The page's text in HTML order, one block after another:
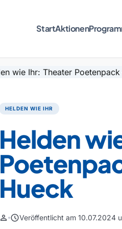
StartAktionen
HELDEN WIE IHR
Helden
Hueck
person scheduleVeröffentlicht am 10.07.2024